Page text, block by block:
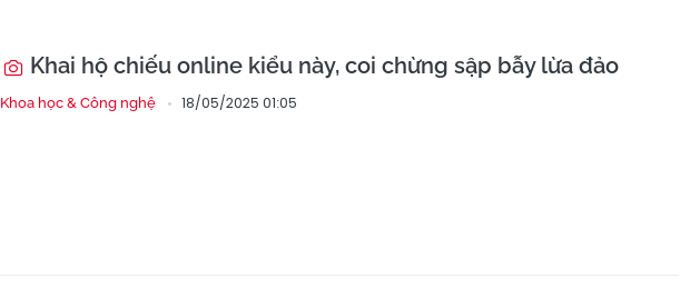
Khai hộ chiếu online kiểu này, coi chừng sập bẫy lừa đảo
Khoa học & Công nghệ 18/05/2025 01:05